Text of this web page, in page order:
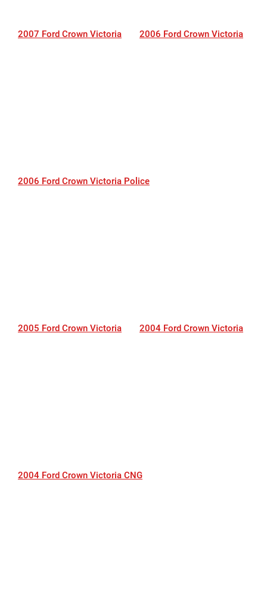
2007 Ford Crown Victoria 2006 Ford Crown Victoria
2006 Ford Crown Victoria Police
2005 Ford Crown Victoria 2004 Ford Crown Victoria
2004 Ford Crown Victoria CNG